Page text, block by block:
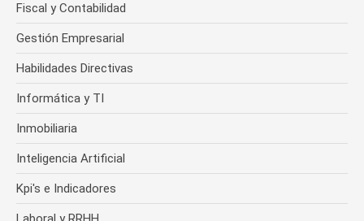
Fiscal y Contabilidad
Gestión Empresarial
Habilidades Directivas
Informática y TI
Inmobiliaria
Inteligencia Artificial
Kpi's e Indicadores